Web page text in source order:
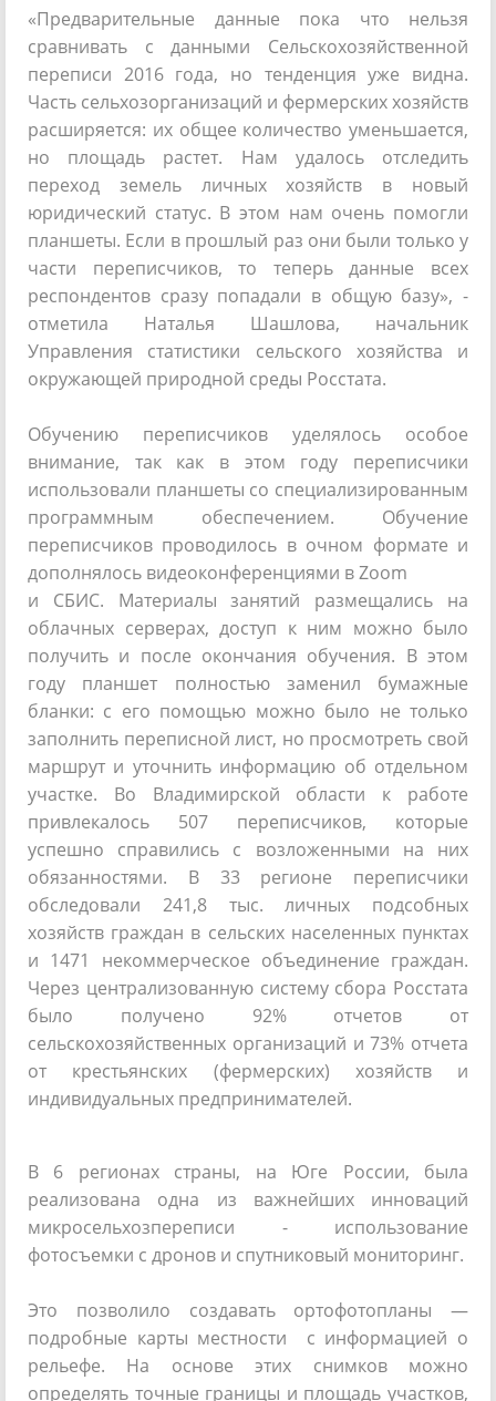
«Предварительные данные пока что нельзя
сравнивать с данными Сельскохозяйственной
переписи 2016 года, но тенденция уже видна.
Часть сельхозорганизаций и фермерских хозяйств
расширяется: их общее количество уменьшается,
но площадь растет. Нам удалось отследить
переход земель личных хозяйств в новый
юридический статус. В этом нам очень помогли
планшеты. Если в прошлый раз они были только у
части переписчиков, то теперь данные всех
респондентов сразу попадали в общую базу», -
отметила Наталья Шашлова, начальник
Управления статистики сельского хозяйства и
окружающей природной среды Росстата.
Обучению переписчиков уделялось особое
внимание, так как в этом году переписчики
использовали планшеты со специализированным
программным обеспечением. Обучение
переписчиков проводилось в очном формате и
дополнялось видеоконференциями в Zoom
и СБИС. Материалы занятий размещались на
облачных серверах, доступ к ним можно было
получить и после окончания обучения. В этом
году планшет полностью заменил бумажные
бланки: с его помощью можно было не только
заполнить переписной лист, но просмотреть свой
маршрут и уточнить информацию об отдельном
участке. Во Владимирской области к работе
привлекалось 507 переписчиков, которые
успешно справились с возложенными на них
обязанностями. В 33 регионе переписчики
обследовали 241,8 тыс. личных подсобных
хозяйств граждан в сельских населенных пунктах
и 1471 некоммерческое объединение граждан.
Через централизованную систему сбора Росстата
было получено 92% отчетов от
сельскохозяйственных организаций и 73% отчета
от крестьянских (фермерских) хозяйств и
индивидуальных предпринимателей.
В 6 регионах страны, на Юге России, была
реализована одна из важнейших инноваций
микросельхозпереписи - использование
фотосъемки с дронов и спутниковый мониторинг.
Это позволило создавать ортофотопланы —
подробные карты местности с информацией о
рельефе. На основе этих снимков можно
определять точные границы и площадь участков,